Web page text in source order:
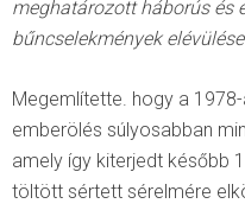
meghatározott háborús és
bűncselekmények
Megemlítette. hogy a
emberölés súlyosabban
amely így kiterjedt később
töltött sértett sérelmére